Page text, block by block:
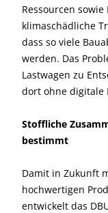
Ressourcen
klimaschädliche
dass so viele
werden. Das
Lastwagen zu
dort ohne digitale
Stoffliche
bestimmt
Damit in Zukunft
hochwertigen
entwickelt das